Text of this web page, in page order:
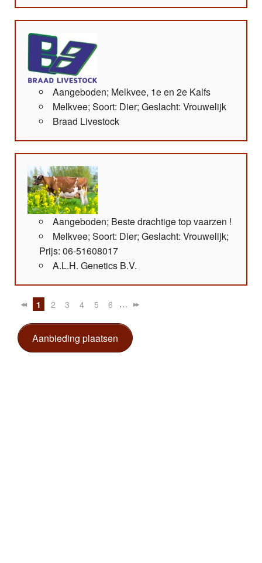
Aangeboden; Melkvee, 1e en 2e Kalfs
Melkvee; Soort: Dier; Geslacht: Vrouwelijk
Braad Livestock
Aangeboden; Beste drachtige top vaarzen !
Melkvee; Soort: Dier; Geslacht: Vrouwelijk;
Prijs: 06-51608017
A.L.H. Genetics B.V.
1 2 3 4 5 6 …
Aanbieding plaatsen